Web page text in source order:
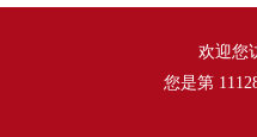
欢迎您
您是第